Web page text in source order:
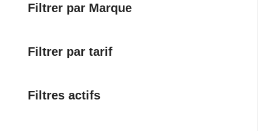
Filtrer par Marque
Filtrer par tarif
Filtres actifs